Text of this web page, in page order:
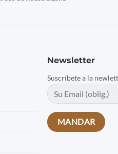
Newsletter
Suscríbete a la